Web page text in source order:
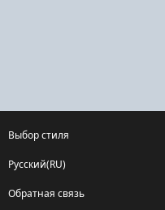
Выбор стиля
Русский(RU)
Обратная связь